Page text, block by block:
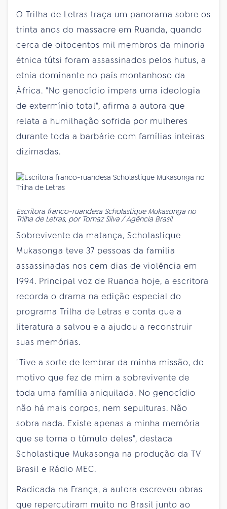
O Trilha de Letras traça um panorama sobre os
trinta anos do massacre em Ruanda, quando
cerca de oitocentos mil membros da minoria
étnica tútsi foram assassinados pelos hutus, a
etnia dominante no país montanhoso da
África. "No genocídio impera uma ideologia
de extermínio total", afirma a autora que
relata a humilhação sofrida por mulheres
durante toda a barbárie com famílias inteiras
dizimadas.
Escritora franco-ruandesa Scholastique Mukasonga no
Trilha de Letras, por Tomaz Silva / Agência Brasil
Sobrevivente da matança, Scholastique
Mukasonga teve 37 pessoas da família
assassinadas nos cem dias de violência em
1994. Principal voz de Ruanda hoje, a escritora
recorda o drama na edição especial do
programa Trilha de Letras e conta que a
literatura a salvou e a ajudou a reconstruir
suas memórias.
"Tive a sorte de lembrar da minha missão, do
motivo que fez de mim a sobrevivente de
toda uma família aniquilada. No genocídio
não há mais corpos, nem sepulturas. Não
sobra nada. Existe apenas a minha memória
que se torna o túmulo deles", destaca
Scholastique Mukasonga na produção da TV
Brasil e Rádio MEC.
Radicada na França, a autora escreveu obras
que repercutiram muito no Brasil junto ao